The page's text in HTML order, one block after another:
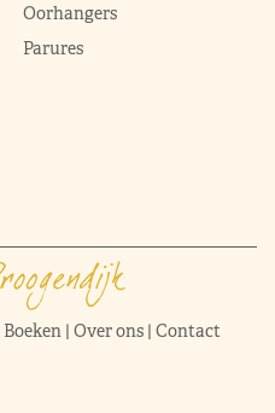
Oorhangers
Parures
Boeken| Over ons| Contact